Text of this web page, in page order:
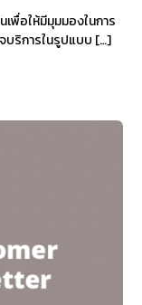
พื่อให้มีมุมมองในการ
บริการในรูปแบบ […]